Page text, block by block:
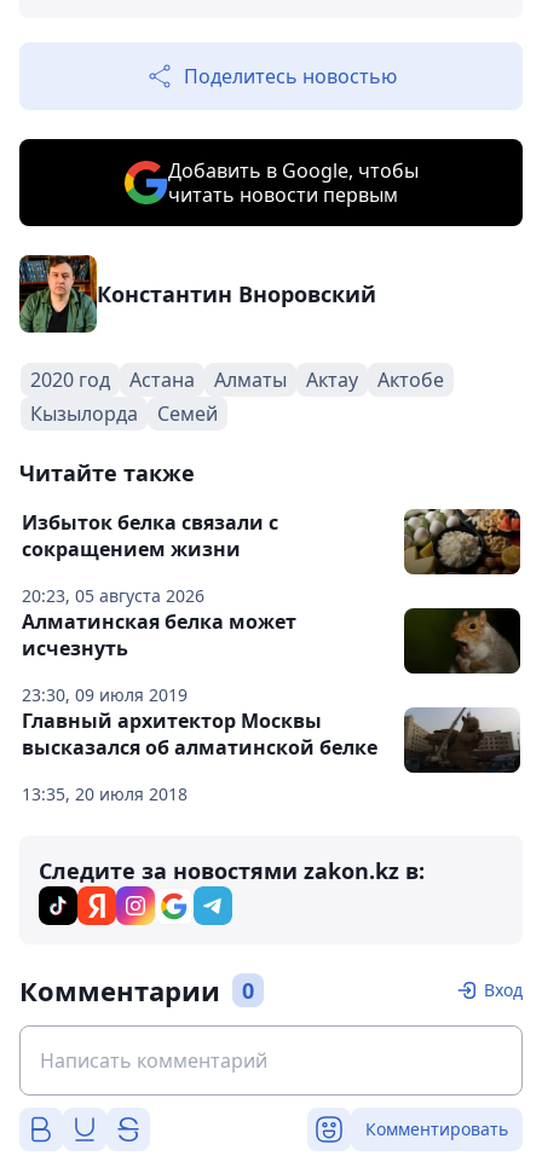
Поделитесь новостью
Добавить в Google, чтобы
читать новости первым
Константин Вноровский
2020 год Астана Алматы Актау
Актобе
Кызылорда
Семей
Читайте также
20:23, 05 августа 2026
Избыток белка связали с
сокращением жизни
23:30, 09 июля 2019
Алматинская белка может
исчезнуть
13:35, 20 июля 2018
Главный архитектор Москвы
высказался об алматинской белке
Следите за новостями zakon.kz в:
Комментарии 0 Вход
Комментировать